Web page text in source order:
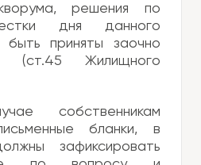
решения по
дня данного
быть приняты заочно
(ст.45 Жилищного
собственникам
бланки, в
зафиксировать